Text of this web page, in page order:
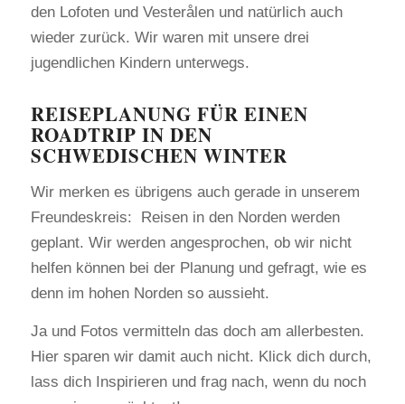
den Lofoten und Vesterålen und natürlich auch
wieder zurück. Wir waren mit unsere drei
jugendlichen Kindern unterwegs.
REISEPLANUNG FÜR EINEN
ROADTRIP IN DEN
SCHWEDISCHEN WINTER
Wir merken es übrigens auch gerade in unserem
Freundeskreis: Reisen in den Norden werden
geplant. Wir werden angesprochen, ob wir nicht
helfen können bei der Planung und gefragt, wie es
denn im hohen Norden so aussieht.
Ja und Fotos vermitteln das doch am allerbesten.
Hier sparen wir damit auch nicht. Klick dich durch,
lass dich Inspirieren und frag nach, wenn du noch